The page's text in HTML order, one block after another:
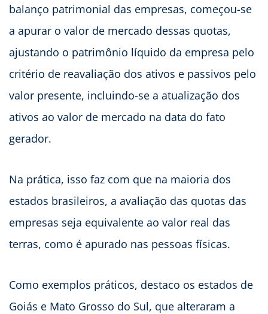
balanço patrimonial das empresas, começou-se
a apurar o valor de mercado dessas quotas,
ajustando o patrimônio líquido da empresa pelo
critério de reavaliação dos ativos e passivos pelo
valor presente, incluindo-se a atualização dos
ativos ao valor de mercado na data do fato
gerador.
Na prática, isso faz com que na maioria dos
estados brasileiros, a avaliação das quotas das
empresas seja equivalente ao valor real das
terras, como é apurado nas pessoas físicas.
Como exemplos práticos, destaco os estados de
Goiás e Mato Grosso do Sul, que alteraram a